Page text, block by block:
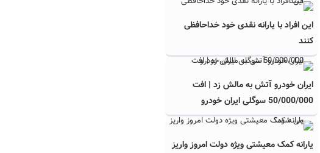
این افراد با یارانه نقدی خود خداحافظی
کنند
ایران خودرو آتش به مالش زد | افت
50/000/000 سوگلی ایران خودرو
یارانه کمک معیشتی ویژه دولت امروز واریز